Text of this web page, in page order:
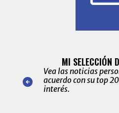
nuestro
para
MI SELECCIÓN
Vea las noticias
acuerdo con su top
interés.